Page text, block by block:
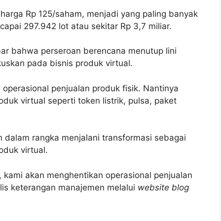
Rp 125/saham, menjadi yang paling banyak
297.942 lot atau sekitar Rp 3,7 miliar.
bahwa perseroan berencana menutup lini
pada bisnis produk virtual.
penjualan produk fisik. Nantinya
virtual seperti token listrik, pulsa, paket
rangka menjalani transformasi sebagai
virtual.
akan menghentikan operasional penjualan
keterangan manajemen melalui website blog